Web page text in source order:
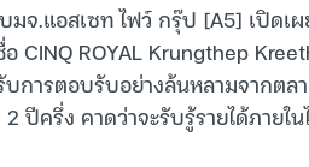
.แอสเซท ไฟว์ กรุ๊ป [A5] เปิดเผ
CINQ ROYAL Krungthep
การตอบรับอย่างล้นหลามจากตล
ปีครึ่ง คาดว่าจะรับรู้รายได้ภายใ